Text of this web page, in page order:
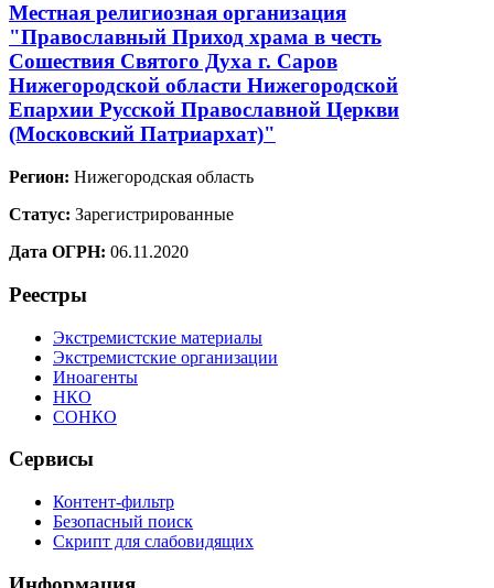
Местная религиозная организация
"Православный Приход храма в честь
Сошествия Святого Духа г. Саров
Нижегородской области Нижегородской
Епархии Русской Православной Церкви
(Московский Патриархат)"
Регион: Нижегородская область
Статус: Зарегистрированные
Дата ОГРН: 06.11.2020
Реестры
Экстремистские материалы
Экстремистские организации
Иноагенты
НКО
СОНКО
Сервисы
Контент-фильтр
Безопасный поиск
Скрипт для слабовидящих